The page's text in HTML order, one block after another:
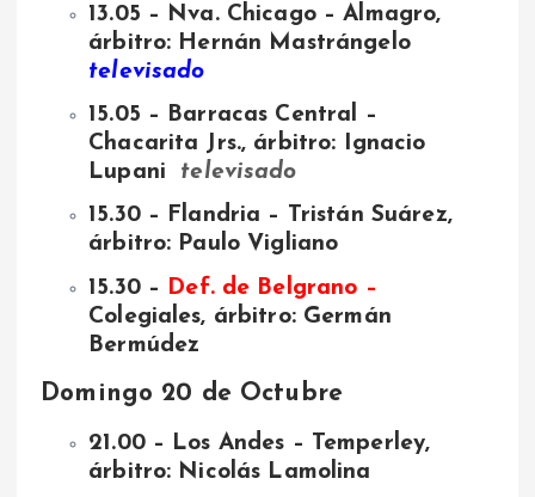
13.05 – Nva. Chicago – Almagro,
árbitro: Hernán Mastrángelo
televisado
15.05 – Barracas Central –
Chacarita Jrs., árbitro: Ignacio
Lupani televisado
15.30 – Flandria – Tristán Suárez,
árbitro: Paulo Vigliano
15.30 – Def. de Belgrano –
Colegiales, árbitro: Germán
Bermúdez
Domingo 20 de Octubre
21.00 – Los Andes – Temperley,
árbitro: Nicolás Lamolina